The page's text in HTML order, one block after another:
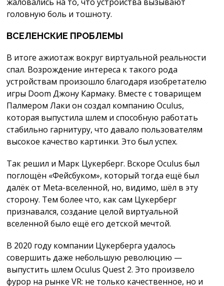
головную боль и тошноту.
ВСЕЛЕНСКИЕ ПРОБЛЕМЫ
В итоге ажиотаж вокруг виртуальной реальности
спал. Возрождение интереса к такого рода
устройствам произошло благодаря изобретателю
игры Doom Джону Кармаку. Вместе с товарищем
Палмером Лаки он создал компанию Oculus,
которая выпустила шлем и способную работать
стабильно гарнитуру, что давало пользователям
высокое качество картинки. Это был успех.
Так решил и Марк Цукерберг. Вскоре Oculus был
поглощён «Фейсбуком», который тогда ещё был
далёк от Meta-вселенной, но, видимо, шёл в эту
сторону. Тем более что, как сам Цукерберг
признавался, создание целой виртуальной
вселенной было ещё его детской мечтой.
В 2020 году компании Цукерберга удалось
совершить даже небольшую революцию —
выпустить шлем Oculus Quest 2. Это произвело
фурор на рынке VR: не только качественное, но и